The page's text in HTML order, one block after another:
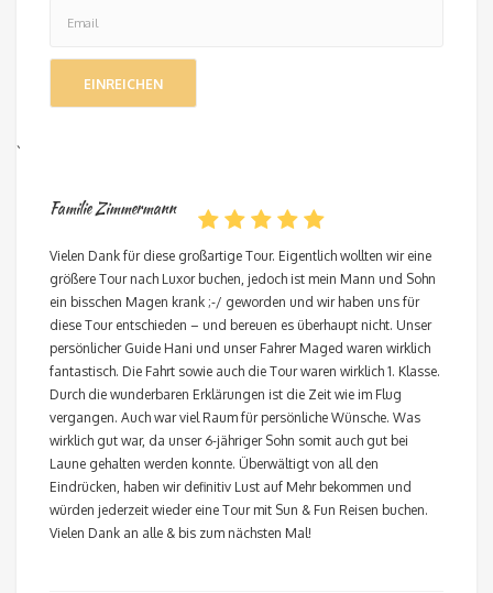
`
Familie Zimmermann
Vielen Dank für diese großartige Tour. Eigentlich wollten wir eine
größere Tour nach Luxor buchen, jedoch ist mein Mann und Sohn
ein bisschen Magen krank ;-/ geworden und wir haben uns für
diese Tour entschieden – und bereuen es überhaupt nicht. Unser
persönlicher Guide Hani und unser Fahrer Maged waren wirklich
fantastisch. Die Fahrt sowie auch die Tour waren wirklich 1. Klasse.
Durch die wunderbaren Erklärungen ist die Zeit wie im Flug
vergangen. Auch war viel Raum für persönliche Wünsche. Was
wirklich gut war, da unser 6-jähriger Sohn somit auch gut bei
Laune gehalten werden konnte. Überwältigt von all den
Eindrücken, haben wir definitiv Lust auf Mehr bekommen und
würden jederzeit wieder eine Tour mit Sun & Fun Reisen buchen.
Vielen Dank an alle & bis zum nächsten Mal!